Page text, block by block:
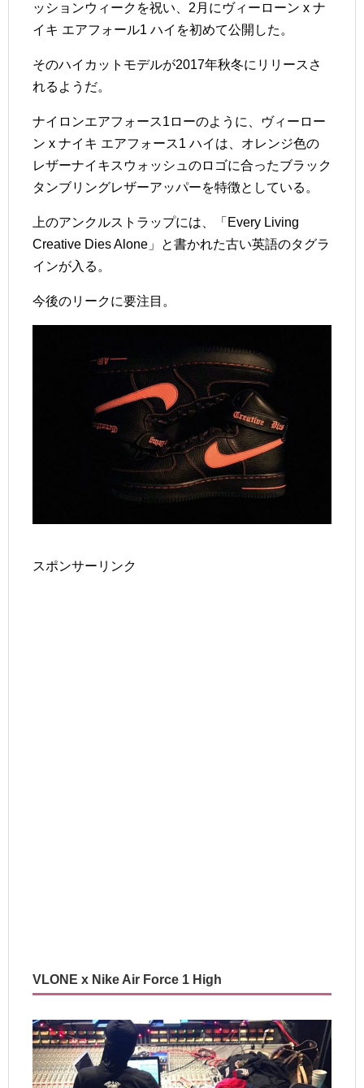
ッションウィークを祝い、2月にヴィーローン x ナ
イキ エアフォール1 ハイを初めて公開した。
そのハイカットモデルが2017年秋冬にリリースさ
れるようだ。
ナイロンエアフォース1ローのように、ヴィーロー
ン x ナイキ エアフォース1 ハイは、オレンジ色の
レザーナイキスウォッシュのロゴに合ったブラック
タンブリングレザーアッパーを特徴としている。
上のアンクルストラップには、「Every Living
Creative Dies Alone」と書かれた古い英語のタグラ
インが入る。
今後のリークに要注目。
スポンサーリンク
VLONE x Nike Air Force 1 High